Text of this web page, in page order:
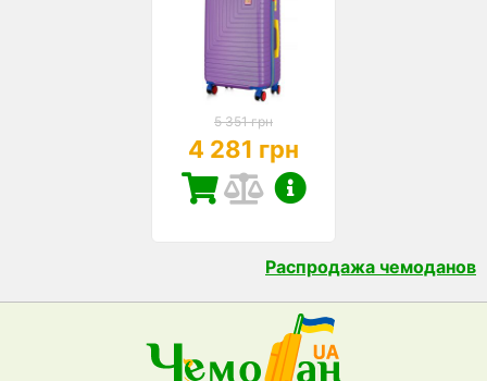
5 351 грн
4 281 грн
Распродажа чемоданов